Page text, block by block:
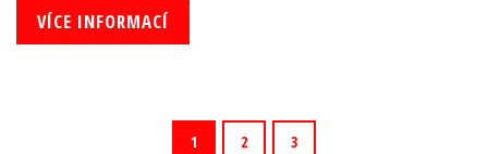
VÍCE INFORMACÍ
1 2 3